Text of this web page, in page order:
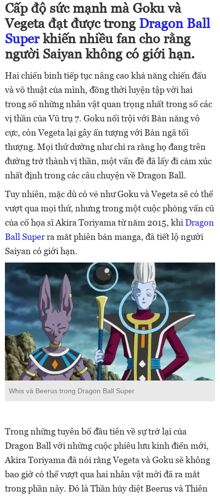
Cấp độ sức mạnh mà Goku và
Vegeta đạt được trong Dragon Ball
Superkhiến nhiều fan cho rằng
người Saiyan không có giới hạn.
Hai chiến binh tiếp tục nâng cao khả năng chiến đấu
và võ thuật của mình, đồng thời luyện tập với hai
trong số những nhân vật quan trọng nhất trong số các
vị thần của Vũ trụ 7. Goku nổi trội với Bản năng vô
cực, còn Vegeta lại gây ấn tượng với Bản ngã tối
thượng. Mọi thứ dường như chỉ ra rằng họ đang trên
đường trở thành vị thần, một vấn đề đã lấy đi cảm xúc
nhất định trong các câu chuyện về Dragon Ball.
Tuy nhiên, mặc dù có vẻ như Goku và Vegeta sẽ có thể
vượt qua mọi thứ, nhưng trong một cuộc phỏng vấn cũ
của cố họa sĩ Akira Toriyama từ năm 2015, khi Dragon
Ball Superra mắt phiên bản manga, đã tiết lộ người
Saiyan có giới hạn.
Whis và Beerus trong Dragon Ball Super
Trong những tuyên bố đầu tiên về sự trở lại của
Dragon Ball với những cuộc phiêu lưu kinh điển mới,
Akira Toriyama đã nói rằng Vegeta và Goku sẽ không
bao giờ có thể vượt qua hai nhân vật mới đã ra mắt
trong phần này. Đó là Thần hủy diệt Beerus và Thiên